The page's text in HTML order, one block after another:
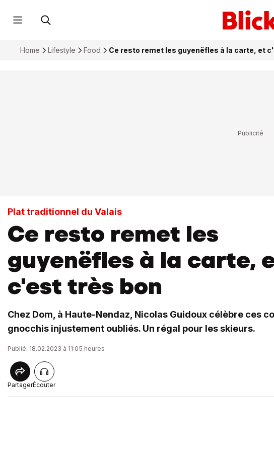
Home Lifestyle Food Ce resto remet les guyenëfles à la carte, et
Plat traditionnel du Valais
Ce resto remet les
guyenëfles à la carte,
c'est très bon
Chez Dom, à Haute-Nendaz, Nicolas Guidoux célèbre ces
gnocchis injustement oubliés. Un régal pour les skieurs.
Publié: 18.02.2023 à 11:05 heures
PartagerÉcouter